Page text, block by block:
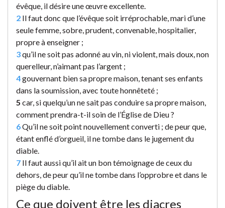
évêque, il désire une œuvre excellente.
2 Il faut donc que l’évêque soit irréprochable, mari d’une
seule femme, sobre, prudent, convenable, hospitalier,
propre à enseigner ;
3qu’il ne soit pas adonné au vin, ni violent, mais doux, non
querelleur, n’aimant pas l’argent ;
4gouvernant bien sa propre maison, tenant ses enfants
dans la soumission, avec toute honnêteté ;
5 car, si quelqu’un ne sait pas conduire sa propre maison,
comment prendra-t-il soin de l’Église de Dieu ?
6Qu’il ne soit point nouvellement converti ; de peur que,
étant enflé d’orgueil, il ne tombe dans le jugement du
diable.
7 Il faut aussi qu’il ait un bon témoignage de ceux du
dehors, de peur qu’il ne tombe dans l’opprobre et dans le
piège du diable.
Ce que doivent être les diacres